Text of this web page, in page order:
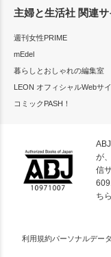
主婦と生活社 関連サ
週刊女性PRIME
mEdel
暮らしとおしゃれの編集室
LEON オフィシャルWebサ
コミックPASH！
が
信
ち
利用規約パーソナルデー